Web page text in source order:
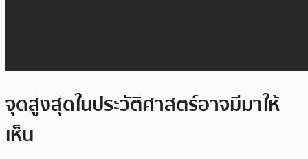
จุดสูงสุดในประวัติศาสตร์อาจมีมาให้
เห็น